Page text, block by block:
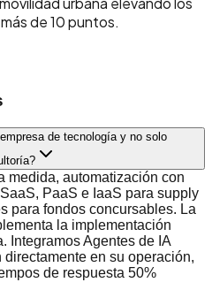
de 10 puntos.
de tecnología y no solo
medida, automatización con
PaaS e IaaS para supply
fondos concursables. La
la implementación
Integramos Agentes de IA
en su operación,
de respuesta 50%